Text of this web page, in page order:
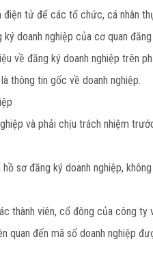
tử để các tổ chức, cá nhân
doanh nghiệp của cơ quan đăng
về đăng ký doanh nghiệp trên
thông tin gốc về doanh nghiệp.
và phải chịu trách nhiệm
sơ đăng ký doanh nghiệp,
thành viên, cổ đông của công
quan đến mã số doanh nghiệp